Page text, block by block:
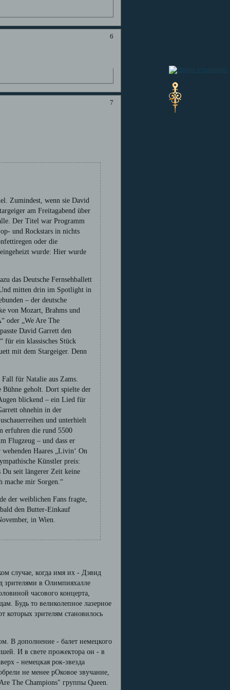
6
7
Zumindest, wenn sie David
am Freitagabend über
Der Titel war Programm
und Rockstars in nichts
oder die
wurde: Hier wurde
das Deutsche Fernsehballett
mitten drin im Spotlight in
– der deutsche
von Mozart, Brahms und
oder „We Are The
David Garrett den
für ein klassisches Stück
mit dem Stargeiger. Denn
für Natalie aus Zams.
Bühne geholt. Dort spielte der
blickend – ein Lied für
ohnehin in der
und unterhielt
erfuhren die rund 5500
Flugzeug – und dass er
Haares „Livin‘ On
Künstler preis:
Du seit längerer Zeit keine
mache mir Sorgen.“
der weiblichen Fans fragte,
den Butter-Einkauf
in Wien.
случае, когда имя их - Дэвид
зрителями в Олимпияхалле
часового концерта,
Будь то великолепное лазерное
которых зрителям становилось
В дополнение - балет немецкого
И в свете прожектора он - в
- немецкая рок-звезда
не менее рОковое звучание,
The Champions" группы Queen.